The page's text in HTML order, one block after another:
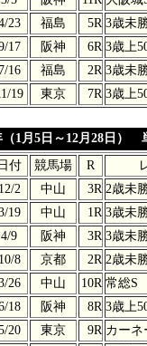
23 福島 5R 3歳未
17 阪神 6R 3歳上
7/16 福島 2R 3歳未
19 東京 7R 3歳上
1月5日～12月28日）
日付 競馬場 R
12/2 中山 3R 2歳未
19 中山 1R 3歳未
4/9 阪神 3R 3歳未
10/8 京都 2R 2歳未
26 中山 10R 常総S
18 阪神 8R 3歳上
20 東京 9R カーネ